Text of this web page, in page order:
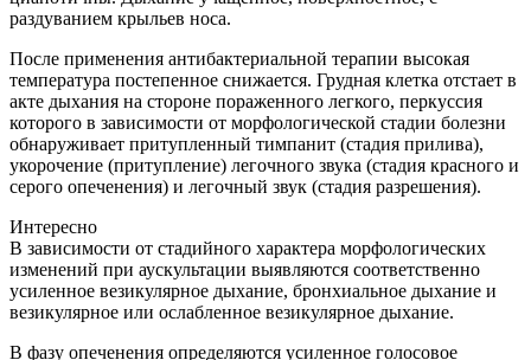
раздуванием крыльев носа.
После применения антибактериальной терапии высокая
температура постепенное снижается. Грудная клетка отстает в
акте дыхания на стороне пораженного легкого, перкуссия
которого в зависимости от морфологической стадии болезни
обнаруживает притупленный тимпанит (стадия прилива),
укорочение (притупление) легочного звука (стадия красного и
серого опеченения) и легочный звук (стадия разрешения).
Интересно
В зависимости от стадийного характера морфологических
изменений при аускультации выявляются соответственно
усиленное везикулярное дыхание, бронхиальное дыхание и
везикулярное или ослабленное везикулярное дыхание.
В фазу опеченения определяются усиленное голосовое